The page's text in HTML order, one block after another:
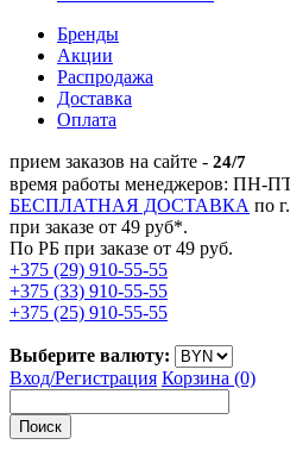
Бренды
Акции
Распродажа
Доставка
Оплата
прием заказов на сайте - 24/7
время работы менеджеров: ПН-
БЕСПЛАТНАЯ ДОСТАВКА по
при заказе от 49 руб*.
По РБ при заказе от 49 руб.
+375 (29) 910-55-55
+375 (33) 910-55-55
+375 (25) 910-55-55
Выберите валюту:
Вход/Регистрация Корзина (0)
Поиск